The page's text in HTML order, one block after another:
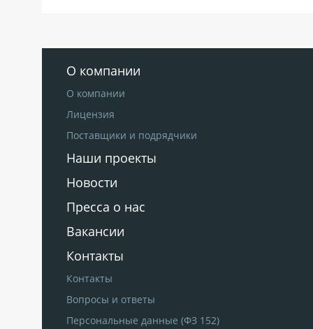
О компании
О компании
Лицензия
Поставщики и подрядчики
Наши проекты
Новости
Пресса о нас
Вакансии
Контакты
Контакты
Вопросы и ответы
Персональные данные (ФЗ 152)